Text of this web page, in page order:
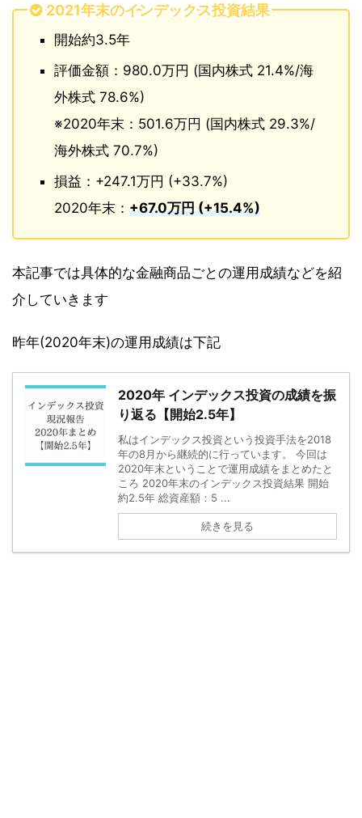
2021年末のインデックス投資結果
開始約3.5年
評価金額：980.0万円 (国内株式 21.4%/海
外株式 78.6%)
※2020年末：501.6万円 (国内株式 29.3%/
海外株式 70.7%)
損益：+247.1万円 (+33.7%)
2020年末： +67.0万円 (+15.4%)
本記事では具体的な金融商品ごとの運用成績などを紹
介していきます
昨年(2020年末)の運用成績は下記
2020年 インデックス投資の成績を振
り返る【開始2.5年】
私はインデックス投資という投資手法を2018
年の8月から継続的に行っています。 今回は
2020年末ということで運用成績をまとめたと
ころ 2020年末のインデックス投資結果 開始
約2.5年 総資産額：5 ...
続きを見る